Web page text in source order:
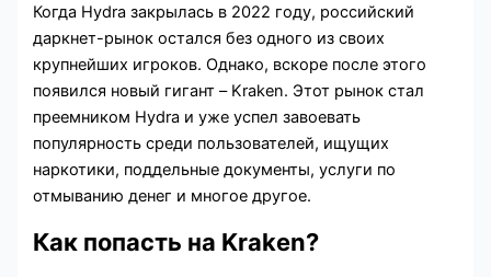
Когда Hydra закрылась в 2022 году, российский
даркнет-рынок остался без одного из своих
крупнейших игроков. Однако, вскоре после этого
появился новый гигант – Kraken. Этот рынок стал
преемником Hydra и уже успел завоевать
популярность среди пользователей, ищущих
наркотики, поддельные документы, услуги по
отмыванию денег и многое другое.
Как попасть на Kraken?